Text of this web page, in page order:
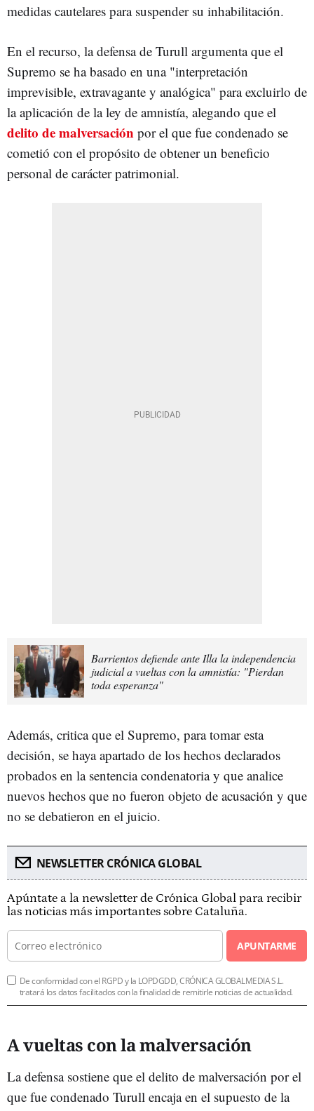
medidas cautelares para suspender su inhabilitación.
En el recurso, la defensa de Turull argumenta que el
Supremo se ha basado en una "interpretación
imprevisible, extravagante y analógica" para excluirlo de
la aplicación de la ley de amnistía, alegando que el
delito de malversación por el que fue condenado se
cometió con el propósito de obtener un beneficio
personal de carácter patrimonial.
Barrientos defiende ante Illa la independencia
judicial a vueltas con la amnistía: "Pierdan
toda esperanza"
Además, critica que el Supremo, para tomar esta
decisión, se haya apartado de los hechos declarados
probados en la sentencia condenatoria y que analice
nuevos hechos que no fueron objeto de acusación y que
no se debatieron en el juicio.
NEWSLETTER CRÓNICA GLOBAL
Apúntate a la newsletter de Crónica Global para recibir
las noticias más importantes sobre Cataluña.
APUNTARME
De conformidad con el RGPD y la LOPDGDD, CRÓNICA GLOBALMEDIA S.L.
tratará los datos facilitados con la finalidad de remitirle noticias de actualidad.
A vueltas con la malversación
La defensa sostiene que el delito de malversación por el
que fue condenado Turull encaja en el supuesto de la